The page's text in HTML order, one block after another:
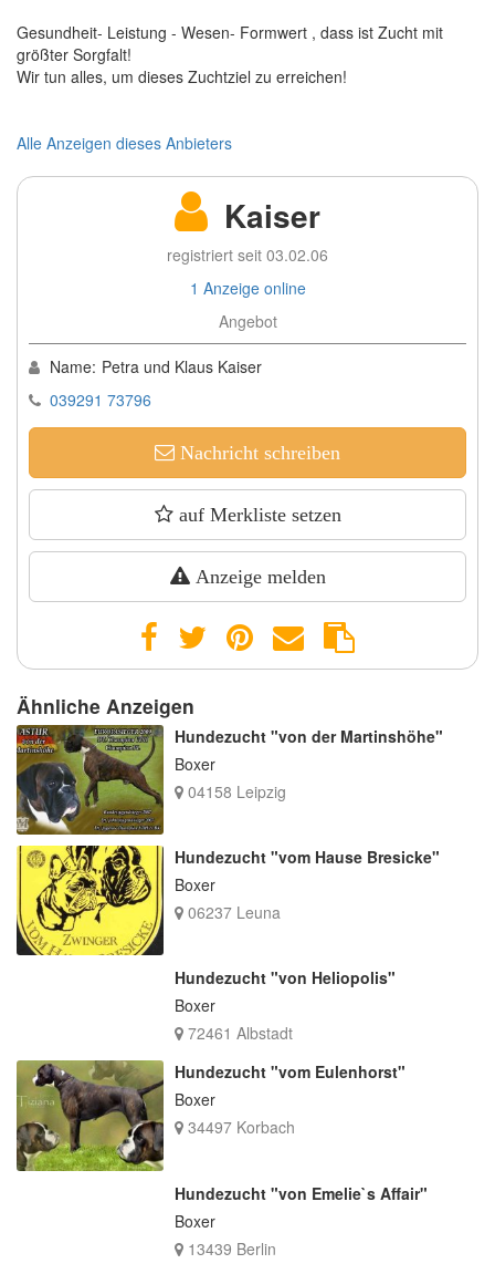
Gesundheit- Leistung - Wesen- Formwert , dass ist Zucht mit
größter Sorgfalt!
Wir tun alles, um dieses Zuchtziel zu erreichen!
Alle Anzeigen dieses Anbieters
Kaiser
registriert seit 03.02.06
1 Anzeige online
Angebot
Name: Petra und Klaus Kaiser
039291 73796
Nachricht schreiben
auf Merkliste setzen
Anzeige melden
Ähnliche Anzeigen
Hundezucht "von der Martinshöhe"
Boxer
04158 Leipzig
Hundezucht "vom Hause Bresicke"
Boxer
06237 Leuna
Hundezucht "von Heliopolis"
Boxer
72461 Albstadt
Hundezucht "vom Eulenhorst"
Boxer
34497 Korbach
Hundezucht "von Emelie`s Affair"
Boxer
13439 Berlin